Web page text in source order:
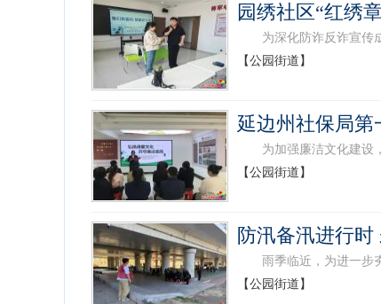
园绣社区“红绣
为深化防诈反诈宣传成
【公园街道】
延边州社保局第
为加强廉洁文化建设，
【公园街道】
防汛备汛进行
雨季临近，为进一步夯
【公园街道】